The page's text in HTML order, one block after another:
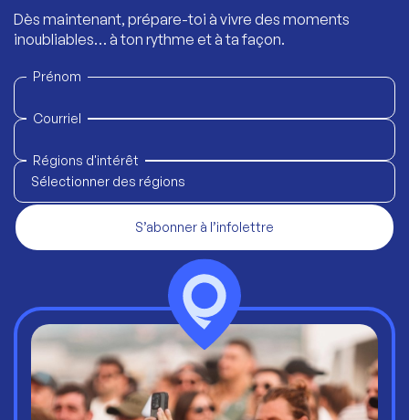
Dès maintenant, prépare-toi à vivre des moments
inoubliables… à ton rythme et à ta façon.
Prénom
Courriel
Régions d'intérêt
Sélectionner des régions
S’abonner à l’infolettre